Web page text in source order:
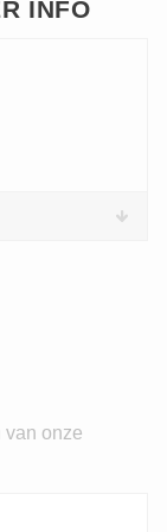
INFO
van onze